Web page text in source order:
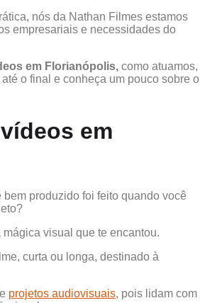
nós da Nathan Filmes estamos
empresariais e necessidades do
em Florianópolis, como atuamos,
o final e conheça um pouco sobre o
em
produzido foi feito quando você
visual que te encantou.
curta ou longa, destinado à
projetos audiovisuais, pois lidam com